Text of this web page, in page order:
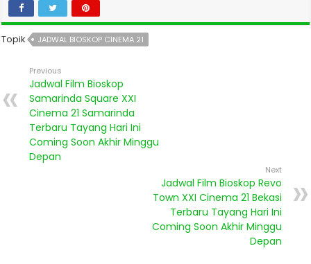
Topik JADWAL BIOSKOP CINEMA 21
Previous
Jadwal Film Bioskop
Samarinda Square XXI
Cinema 21 Samarinda
Terbaru Tayang Hari Ini
Coming Soon Akhir Minggu
Depan
Next
Jadwal Film Bioskop Revo
Town XXI Cinema 21 Bekasi
Terbaru Tayang Hari Ini
Coming Soon Akhir Minggu
Depan